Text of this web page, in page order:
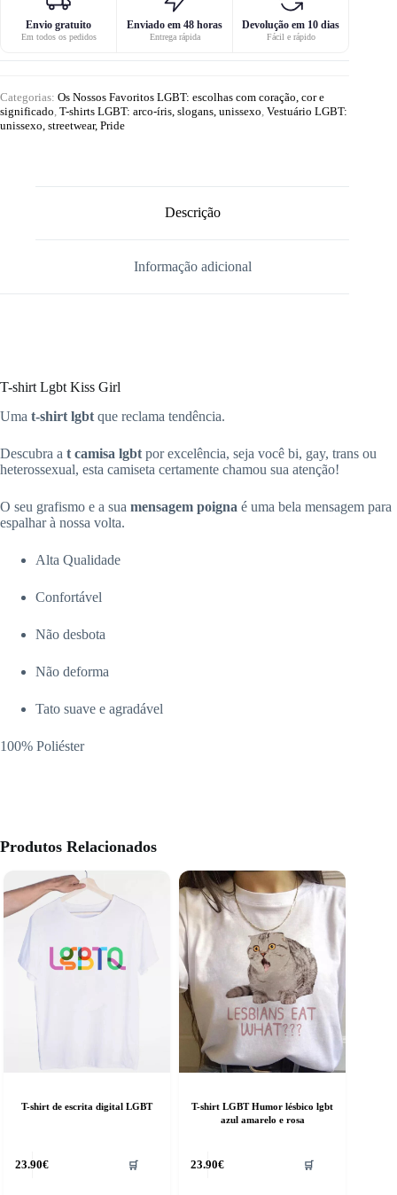
Envio gratuito
Em todos os pedidos
Enviado em 48 horas
Entrega rápida
Devolução em 10 dias
Fácil e rápido
Categorias: Os Nossos Favoritos LGBT: escolhas com coração, cor e
significado T-shirts LGBT: arco-íris, slogans, unissexo Vestuário LGBT:
unissexo, streetwear, Pride
Descrição
Informação adicional
T-shirt Lgbt Kiss Girl
Uma t-shirt lgbt que reclama tendência.
Descubra a t camisa lgbt por excelência, seja você bi, gay, trans ou
heterossexual, esta camiseta certamente chamou sua atenção!
O seu grafismo e a sua mensagem poigna é uma bela mensagem para
espalhar à nossa volta.
Alta Qualidade
Confortável
Não desbota
Não deforma
Tato suave e agradável
100% Poliéster
Produtos Relacionados
T-shirt de escrita digital LGBT
23.90€ 🛒
T-shirt LGBT Humor lésbico lgbt
azul amarelo e rosa
23.90€ 🛒
product